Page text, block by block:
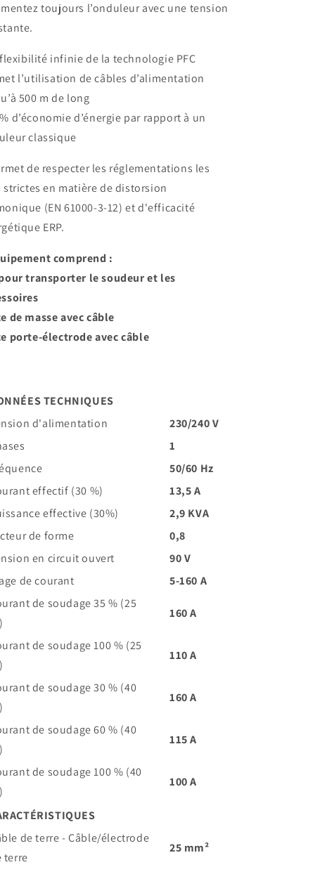
toujours l’onduleur avec une tension
infinie de la technologie PFC
l’utilisation de câbles d’alimentation
500 m de long
d’économie d’énergie par rapport à un
classique
de respecter les réglementations les
strictes en matière de distorsion
(EN 61000-3-12) et d'efficacité
ERP.
comprend :
transporter le soudeur et les
de masse avec câble
porte-électrode avec câble
TECHNIQUES
d'alimentation
230/240 V
1
50/60 Hz
effectif (30 %)
13,5 A
effective (30%)
2,9 KVA
de forme
0,8
en circuit ouvert
90 V
de courant
5-160 A
de soudage 35 % (25
160 A
de soudage 100 % (25
110 A
de soudage 30 % (40
160 A
de soudage 60 % (40
115 A
de soudage 100 % (40
100 A
de terre - Câble/électrode
terre
25 mm²